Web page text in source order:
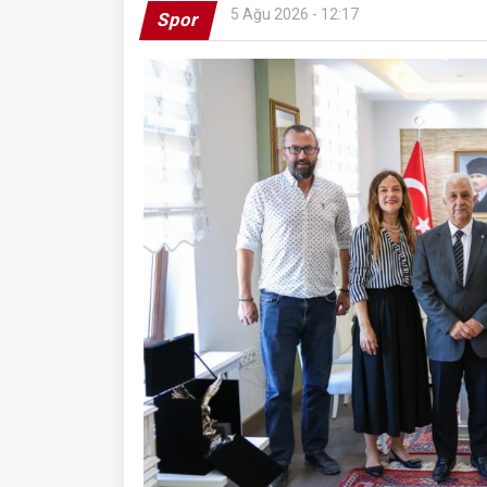
Spor 5 Ağu 2026 - 12:17